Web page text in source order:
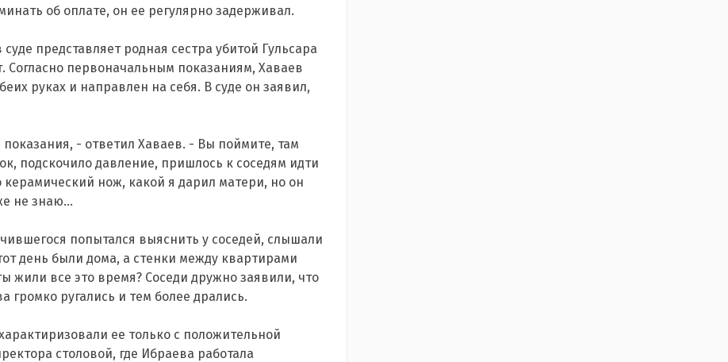
об оплате, он ее регулярно задерживал.
представляет родная сестра убитой Гульсара
первоначальным показаниям, Хаваев
руках и направлен на себя. В суде он заявил,
- ответил Хаваев. - Вы поймите, там
подскочило давление, пришлось к соседям идти
керамический нож, какой я дарил матери, но он
не знаю...
попытался выяснить у соседей, слышали
день были дома, а стенки между квартирами
жили все это время? Соседи дружно заявили, что
громко ругались и тем более дрались.
ее только с положительной
столовой, где Ибраева работала